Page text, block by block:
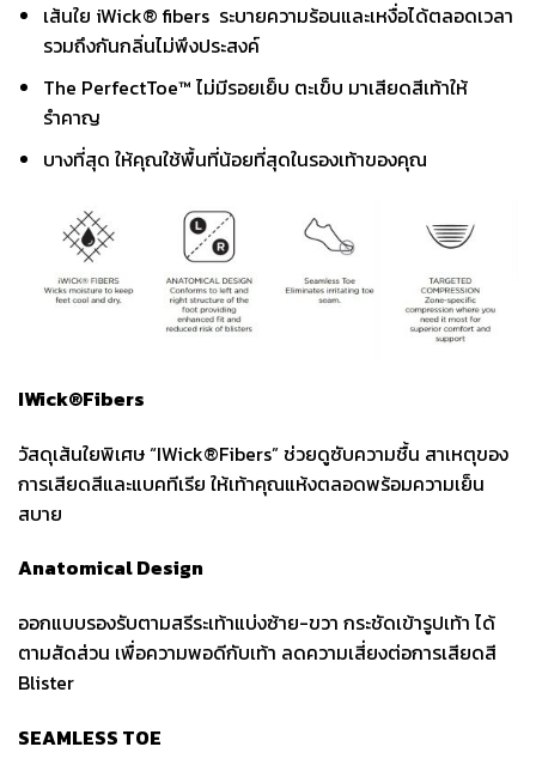
เส้นใย iWick® fibers ระบายความร้อนและเหงื่อได้ตลอดเวลา
รวมถึงกันกลิ่นไม่พึงประสงค์
The PerfectToe™ ไม่มีรอยเย็บ ตะเข็บ มาเสียดสีเท้าให้
รำคาญ
บางที่สุด ให้คุณใช้พื้นที่น้อยที่สุดในรองเท้าของคุณ
IWick®Fibers
วัสดุเส้นใยพิเศษ “IWick®Fibers” ช่วยดูซับความชื้น สาเหตุของ
การเสียดสีและแบคทีเรีย ให้เท้าคุณแห้งตลอดพร้อมความเย็น
สบาย
Anatomical Design
ออกแบบรองรับตามสรีระเท้าแบ่งซ้าย-ขวา กระชัดเข้ารูปเท้า ได้
ตามสัดส่วน เพื่อความพอดีกับเท้า ลดความเสี่ยงต่อการเสียดสี
Blister
SEAMLESS TOE